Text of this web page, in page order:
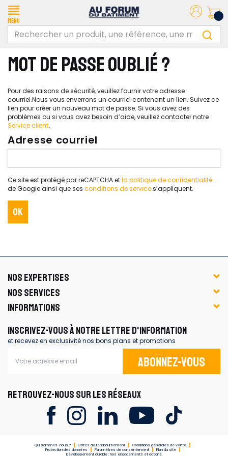
Menu
MOT DE PASSE OUBLIÉ ?
Pour des raisons de sécurité, veuillez fournir votre adresse
courriel.Nous vous enverrons un courriel contenant un lien. Suivez ce
lien pour créer un nouveau mot de passe. Si vous avez des
problèmes ou si vous avez besoin d’aide, veuillez contacter notre
Service client.
Adresse courriel
Ce site est protégé par reCAPTCHA etla politique de confidentialité
de Google ainsi que ses conditions de services’appliquent.
OK
NOS EXPERTISES
NOS SERVICES
INFORMATIONS
INSCRIVEZ-VOUS À NOTRE LETTRE D'INFORMATION
et recevez en exclusivité nos bons plans et promotions
Abonnez-vous
RETROUVEZ-NOUS SUR LES RÉSEAUX
Qui sommes-nous ? Offres de remboursement
Conditions générales de vente
Protection des données
Paramètres de consentement
Plan du site
Développement durable : nos engagements et actions